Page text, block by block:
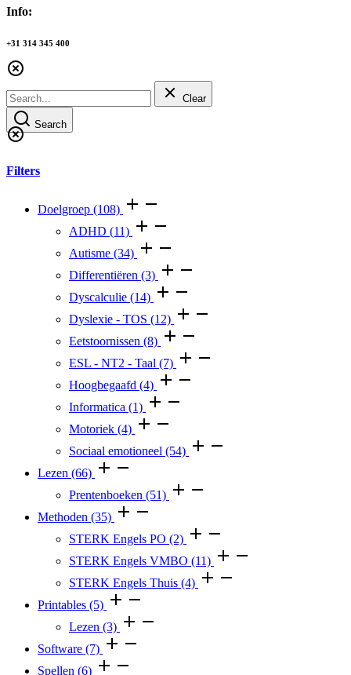
Info:
+31 314 345 400
Clear
Search
Filters
Doelgroep (108)
ADHD (11)
Autisme (34)
Differentiëren (3)
Dyscalculie (14)
Dyslexie - TOS (12)
Eetstoornissen (8)
ESL - NT2 - Taal (7)
Hoogbegaafd (4)
Informatica (1)
Motoriek (4)
Sociaal emotioneel (54)
Lezen (66)
Prentenboeken (51)
Methoden (35)
STERK Engels PO (2)
STERK Engels VMBO (11)
STERK Engels Thuis (4)
Printables (5)
Lezen (3)
Software (7)
Spellen (6)